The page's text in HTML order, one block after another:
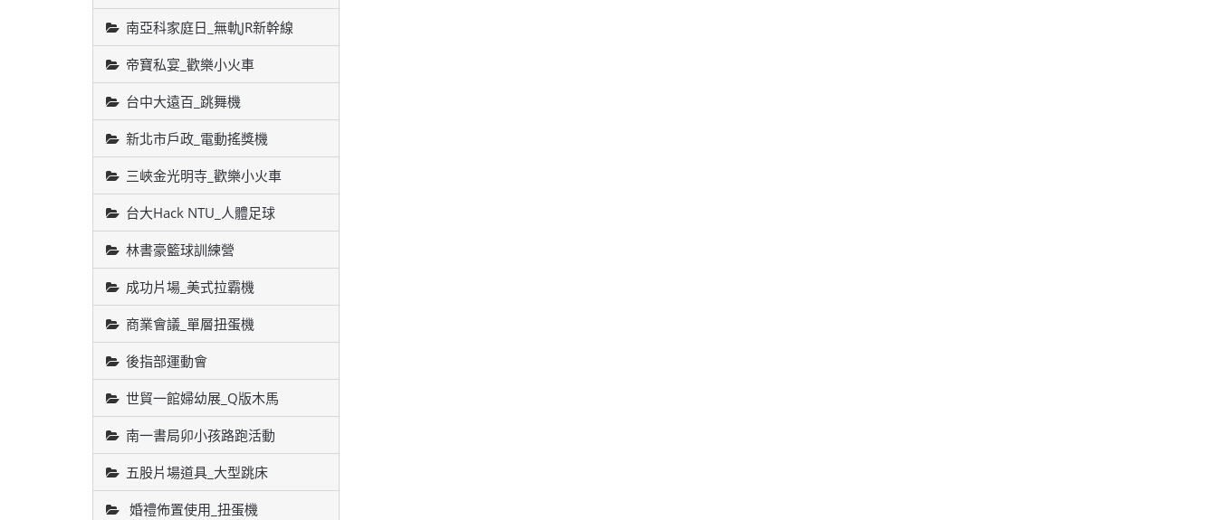
南亞科家庭日_無軌JR新幹線
帝寶私宴_歡樂小火車
台中大遠百_跳舞機
新北市戶政_電動搖獎機
三峽金光明寺_歡樂小火車
台大Hack NTU_人體足球
林書豪籃球訓練營
成功片場_美式拉霸機
商業會議_單層扭蛋機
後指部運動會
世貿一館婦幼展_Q版木馬
南一書局卯小孩路跑活動
五股片場道具_大型跳床
婚禮佈置使用_扭蛋機